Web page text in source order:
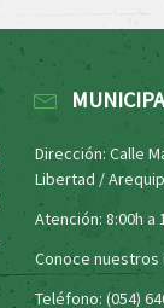
Dirección: Calle
Libertad /
Atención: 8:00h a
Conoce nuestros
Teléfono: (054)